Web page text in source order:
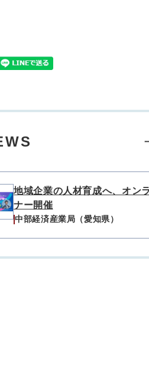
地域企業の人材育成へ、オン
ナー開催
中部経済産業局（愛知県）